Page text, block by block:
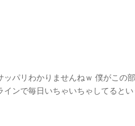
パリわかりませんねｗ 僕がこの
ンで毎日いちゃいちゃしてるとい